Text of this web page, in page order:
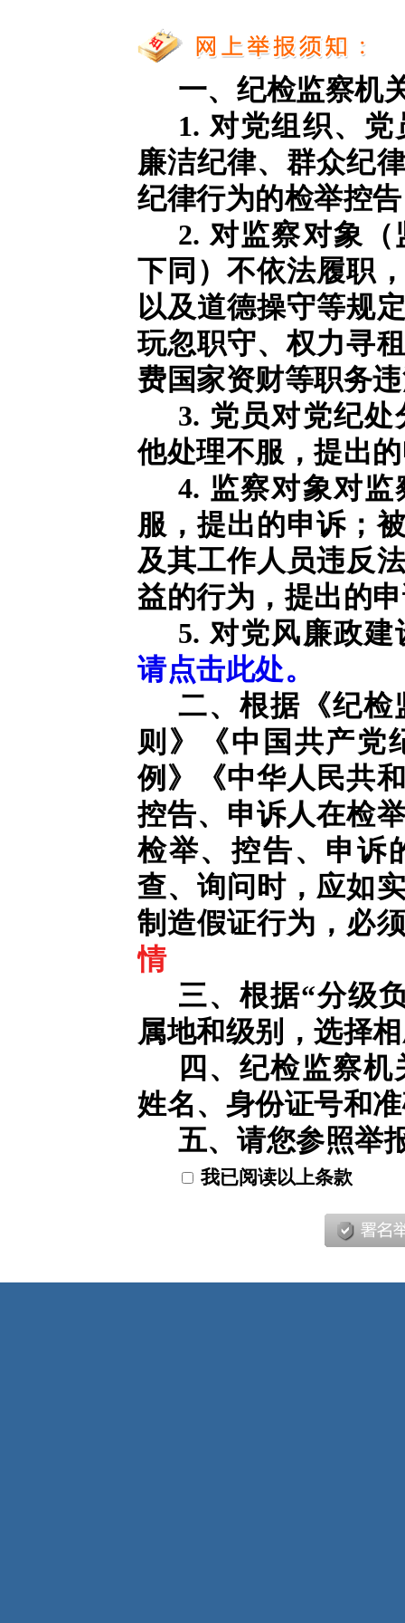
一、纪检监察机
1. 对党组织、
廉洁纪律、群众纪
纪律行为的检举控
2. 对监察对象
下同）不依法履职
以及道德操守等规
玩忽职守、权力寻
费国家资财等职务
3. 党员对党纪
他处理不服，提出
4. 监察对象对
服，提出的申诉；
及其工作人员违反
益的行为，提出的
5. 对党风廉政
请点击此处。
二、根据《纪检
则》《中国共产党
例》《中华人民共
控告、申诉人在检
检举、控告、申诉
查、询问时，应如
制造假证行为，必
情
三、根据“分级
属地和级别，选择
四、纪检监察
姓名、身份证号和
五、请您参照举
我已阅读以上条款